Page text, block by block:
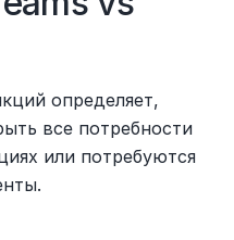
определяет,
все потребности
или потребуются